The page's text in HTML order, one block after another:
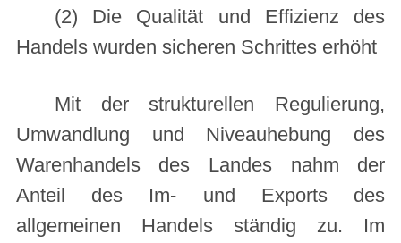
(2) Die Qualität und Effizienz des
Handels wurden sicheren Schrittes erhöht
Mit der strukturellen Regulierung,
Umwandlung und Niveauhebung des
Warenhandels des Landes nahm der
Anteil des Im- und Exports des
allgemeinen Handels ständig zu. Im